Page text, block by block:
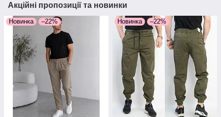
Акційні пропозиції та новинки
Новинка –22% Новинка –22%